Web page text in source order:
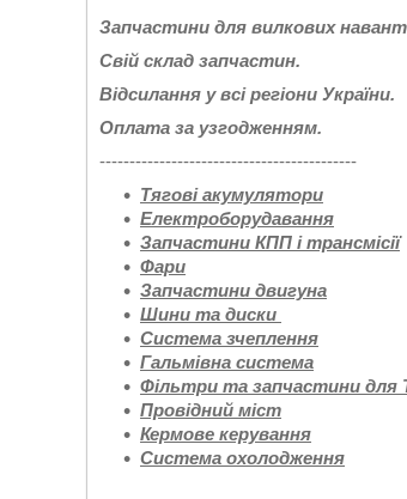
Запчастини для вилкових
Свій склад
Відсилання у всі регіони України.
Оплата за узгодженням.
-------------------------------------------
Тягові акумулятори
Електроборудавання
Запчастини КПП і трансмісії
Фари
Запчастини двигуна
Шини та диски
Система зчеплення
Гальмівна система
Фільтри та запчастини для
Провідний міст
Кермове керування
Система охолодження